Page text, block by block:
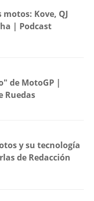
Kove, QJ
| Podcast
de MotoGP |
Ruedas
y su tecnología
de Redacción